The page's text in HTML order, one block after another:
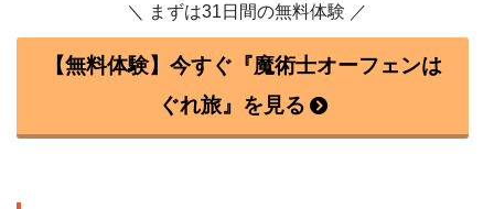
＼ まずは31日間の無料体験 ／
【無料体験】今すぐ『魔術士オーフェンは
ぐれ旅』を見る